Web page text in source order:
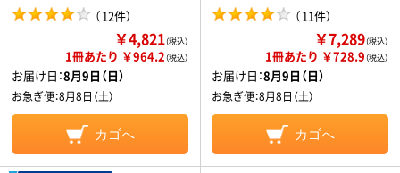
（12件）
￥4,821（税込）
1冊あたり ￥964.2（税込）
お届け日：8月9日（日）
お急ぎ便：8月8日（土）
カゴへ
（11件）
￥7,289（税込）
1冊あたり ￥728.9（税込）
お届け日：8月9日（日）
お急ぎ便：8月8日（土）
カゴへ